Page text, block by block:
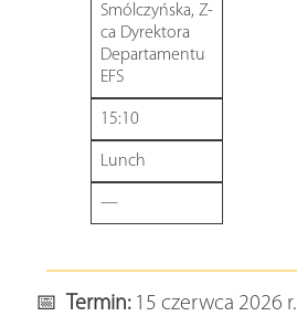
Smólczyńska, Z-
ca Dyrektora
Departamentu
EFS
15:10
Lunch
—
📅 Termin:15 czerwca 2026 r.